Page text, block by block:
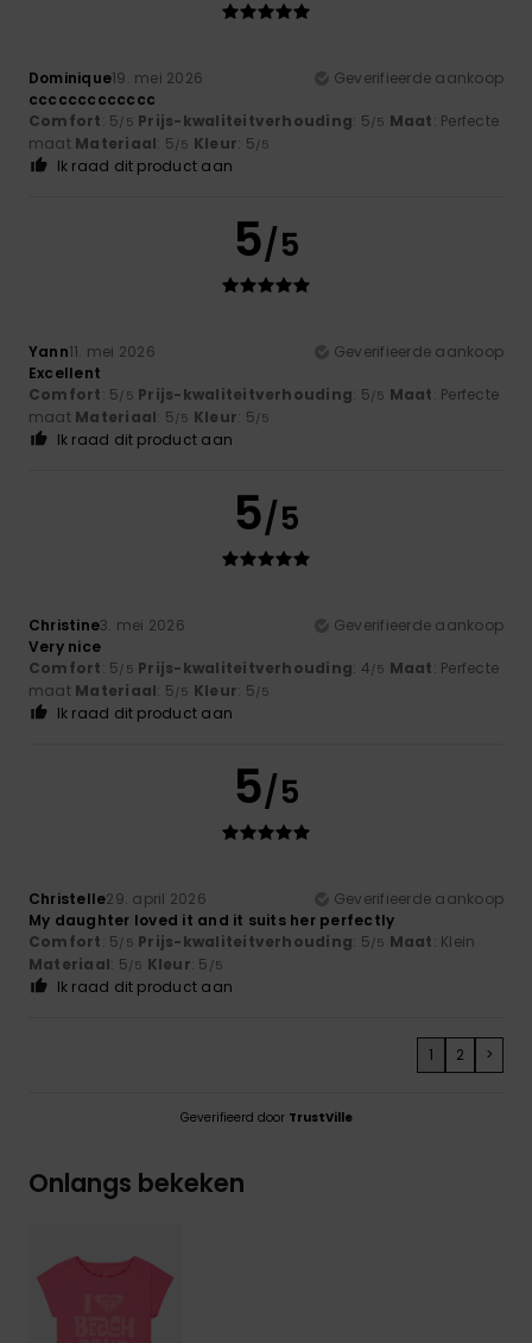
Dominique19. mei 2026
Geverifieerde aankoop
ccccccccccccc
Comfort: 5/5 Prijs-kwaliteitverhouding: 5/5 Maat: Perfecte
maat Materiaal: 5/5 Kleur: 5/5
Ik raad dit product aan
5/5
Yann11. mei 2026
Geverifieerde aankoop
Excellent
Comfort: 5/5 Prijs-kwaliteitverhouding: 5/5 Maat: Perfecte
maat Materiaal: 5/5 Kleur: 5/5
Ik raad dit product aan
5/5
Christine3. mei 2026
Geverifieerde aankoop
Very nice
Comfort: 5/5 Prijs-kwaliteitverhouding: 4/5 Maat: Perfecte
maat Materiaal: 5/5 Kleur: 5/5
Ik raad dit product aan
5/5
Christelle29. april 2026
Geverifieerde aankoop
My daughter loved it and it suits her perfectly
Comfort: 5/5 Prijs-kwaliteitverhouding: 5/5 Maat: Klein
Materiaal: 5/5 Kleur: 5 /5
Ik raad dit product aan
1 2 >
Geverifieerd door TrustVille
Onlangs bekeken